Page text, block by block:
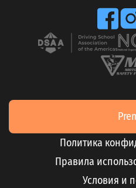
Политика
Правила
Условия и